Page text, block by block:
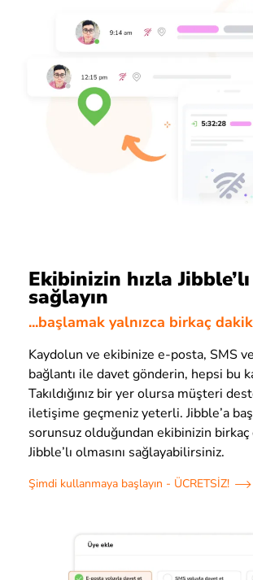
Ekibinizin hızla Jibble’lı
sağlayın
...başlamak yalnızca birkaç
Kaydolun ve ekibinize e-posta, SMS
bağlantı ile davet gönderin, hepsi bu
Takıldığınız bir yer olursa müşteri
iletişime geçmeniz yeterli. Jibble’a
sorunsuz olduğundan ekibinizin birkaç
Jibble’lı olmasını sağlayabilirsiniz.
Şimdi kullanmaya başlayın - ÜCRETSİZ!